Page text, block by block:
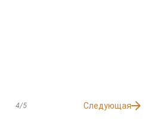
4/5 Следующая